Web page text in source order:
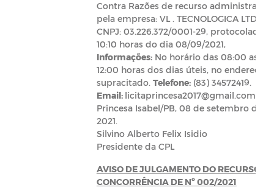
Contra Razões de recurso administrativo,
pela empresa: VL . TECNOLOGICA LTDA -
CNPJ: 03.226.372/0001-29, protocolado
10:10 horas do dia 08/09/2021,
Informações:No horário das 08:00 as
12:00 horas dos dias úteis, no endereço
supracitado. Telefone:(83) 34572419.
Email: licitaprincesa2017@gmail.com
Princesa Isabel/PB, 08 de setembro de
2021.
Silvino Alberto Felix Isidio
Presidente da CPL
AVISO DE JULGAMENTO DO RECURSO
CONCORRÊNCIA DE Nº 002/2021